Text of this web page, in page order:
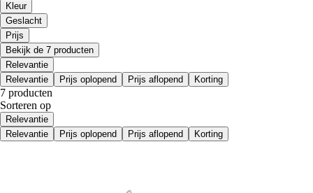
Kleur
Geslacht
Prijs
Bekijk de 7 producten
Relevantie
Relevantie
Prijs oplopend Prijs aflopend Korting
7 producten
Sorteren op
Relevantie
Relevantie
Prijs oplopend Prijs aflopend Korting